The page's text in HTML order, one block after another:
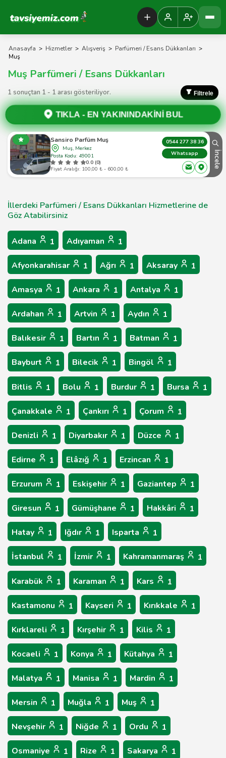
Tavsiyemiz Anasayfa
Anasayfa > Hizmetler > Alışveriş > Parfümeri / Esans Dükkanları >
Muş
Muş Parfümeri / Esans Dükkanları
1 sonuçtan 1 - 1 arası gösteriliyor. Filtrele
TIKLA -EN YAKININDAKİNİ BUL
Sansiro Parfüm Muş
Muş, Merkez
Posta Kodu: 49001
0.0 (0)
Fiyat Aralığı: 100,00 ₺ - 600,00 ₺
0544 277 38 36
Whatsapp
İncele
İllerdeki Parfümeri / Esans Dükkanları Hizmetlerine de
Göz Atabilirsiniz
Adana 1 Adıyaman 1
Afyonkarahisar 1 Ağrı 1 Aksaray 1
Amasya 1 Ankara 1 Antalya 1
Ardahan 1 Artvin 1 Aydın 1
Balıkesir 1 Bartın 1 Batman 1
Bayburt 1 Bilecik 1 Bingöl 1
Bitlis 1 Bolu 1 Burdur 1 Bursa 1
Çanakkale 1 Çankırı 1 Çorum 1
Denizli 1 Diyarbakır 1 Düzce 1
Edirne 1 Elâzığ 1 Erzincan 1
Erzurum 1 Eskişehir 1 Gaziantep 1
Giresun 1 Gümüşhane 1 Hakkâri 1
Hatay 1 Iğdır 1 Isparta 1
İstanbul 1 İzmir 1 Kahramanmaraş 1
Karabük 1 Karaman 1 Kars 1
Kastamonu 1 Kayseri 1 Kırıkkale 1
Kırklareli 1 Kırşehir 1 Kilis 1
Kocaeli 1 Konya 1 Kütahya 1
Malatya 1 Manisa 1 Mardin 1
Mersin 1 Muğla 1 Muş 1
Nevşehir 1 Niğde 1 Ordu 1
Osmaniye 1 Rize 1 Sakarya 1